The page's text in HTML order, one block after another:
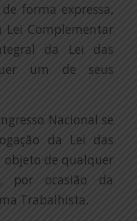
forma expressa,
Lei Complementar
da Lei das
um de seus
Nacional se
da Lei das
objeto de qualquer
por ocasião da
Trabalhista.